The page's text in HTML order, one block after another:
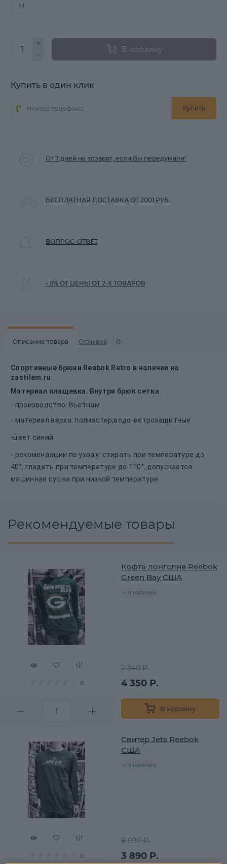
M
В корзину
Купить в один клик
Купить
От 7 дней на возврат, если Вы передумали!
БЕСПЛАТНАЯ ДОСТАВКА ОТ 2001 РУБ.
ВОПРОС-ОТВЕТ
- 5% ОТ ЦЕНЫ ОТ 2-Х ТОВАРОВ
Описание товара Отзывов 0
Спортивные брюки Reebok Retro в наличии на
zastilem.ru
Материал плащевка. Внутри брюк сетка.
- производство: Вьетнам
- материал верха: полиэстер,водо-ветрозащитные
-цвет синий
- рекомендации по уходу: стирать при температуре до
40°, гладить при температуре до 110°, допускается
машинная сушка при низкой температуре
Рекомендуемые товары
0
Кофта лонгслив Reebok
Green Bay США
в наличии
7 340 Р.
4 350 Р.
В корзину
0
Свитер Jets Reebok
США
в наличии
8 690 Р.
3 890 Р.